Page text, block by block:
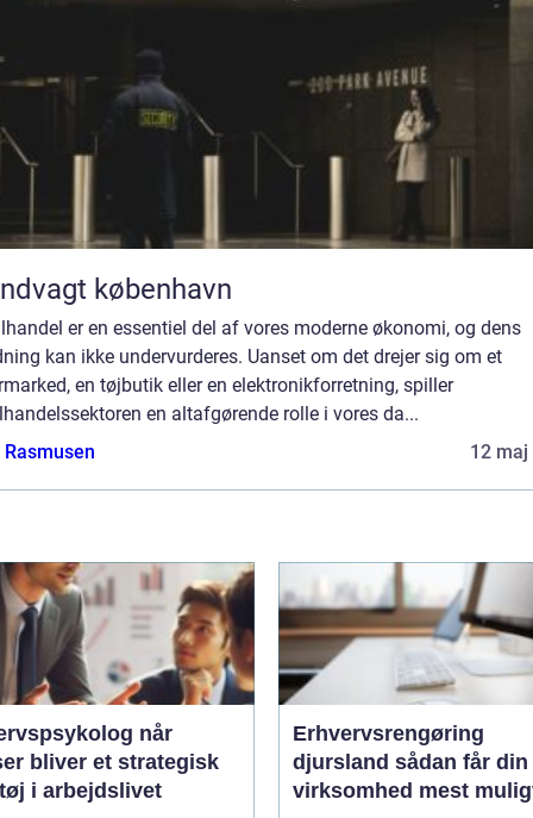
københavn
er en essentiel del af vores moderne økonomi, og dens
kan ikke undervurderes. Uanset om det drejer sig om et
en tøjbutik eller en elektronikforretning, spiller
en altafgørende rolle i vores da...
12 maj
når
bliver et strategisk
i arbejdslivet
Erhvervsrengøring
djursland sådan får din
virksomhed mest